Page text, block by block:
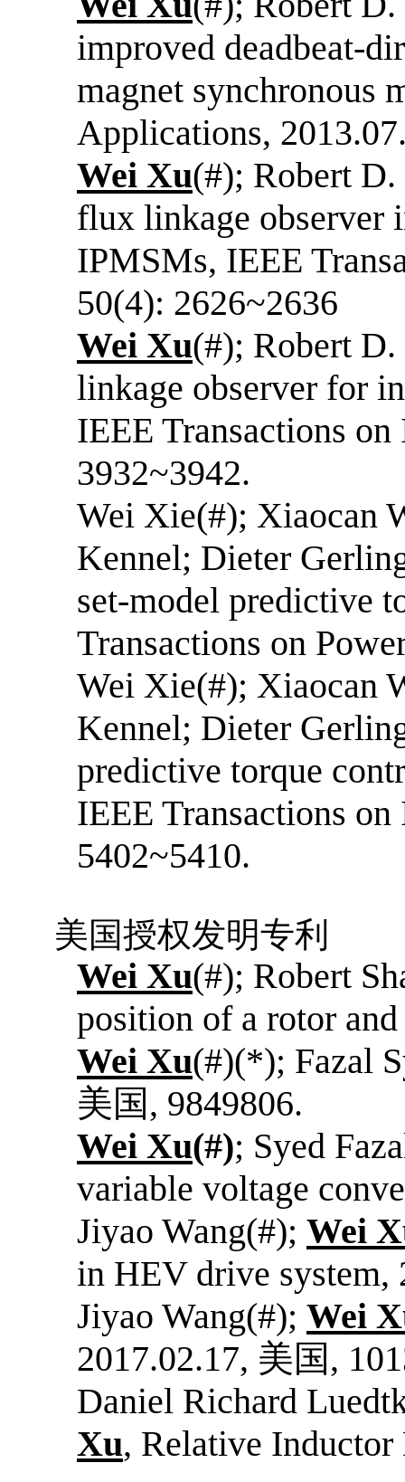
improved deadbeat-
magnet synchronous
Applications,
Wei Xu(#); Robert
flux linkage observer
IPMSMs, IEEE
50(4): 2626~2636
Wei Xu(#); Robert
linkage observer for
IEEE Transactions
3932~3942.
Wei Xie(#); Xiaocan
Kennel; Dieter
set-model predictive
Transactions on
Wei Xie(#); Xiaocan
Kennel; Dieter
predictive torque
IEEE Transactions
5402~5410.
美国授权发明专利
Wei Xu(#); Robert
position of a rotor
Wei Xu(#)(*); Fazal
美国 , 9849806.
Wei Xu(#); Syed
variable voltage
Jiyao Wang(#); Wei
in HEV drive system,
Jiyao Wang(#); Wei
2017.02.17, 美国 ,
Daniel Richard
Xu, Relative